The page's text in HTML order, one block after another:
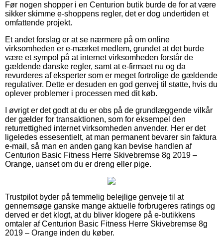
Før nogen shopper i en Centurion butik burde de for at være
sikker skimme e-shoppens regler, det er dog undertiden et
omfattende projekt.
Et andet forslag er at se nærmere på om online
virksomheden er e-mærket medlem, grundet at det burde
være et sympol på at internet virksomheden forstår de
gældende danske regler, samt at e-firmaet nu og da
revurderes af eksperter som er meget fortrolige de gældende
regulativer. Dette er desuden en god genvej til støtte, hvis du
oplever problemer i processen med dit køb.
I øvrigt er det godt at du er obs på de grundlæggende vilkår
der gælder for transaktionen, som for eksempel den
returrettighed internet virksomheden anvender. Her er det
ligeledes essesentielt, at man permanent bevarer sin faktura
e-mail, så man en anden gang kan bevise handlen af
Centurion Basic Fitness Herre Skivebremse 8g 2019 –
Orange, uanset om du er dreng eller pige.
Trustpilot byder på temmelig belejlige genveje til at
gennemsøge ganske mange aktuelle forbrugeres ratings og
derved er det klogt, at du bliver klogere på e-butikkens
omtaler af Centurion Basic Fitness Herre Skivebremse 8g
2019 – Orange inden du køber.